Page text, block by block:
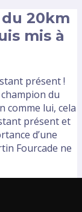
20km
mis à
présent !
du
comme lui, cela
présent et
d’une
Fourcade ne